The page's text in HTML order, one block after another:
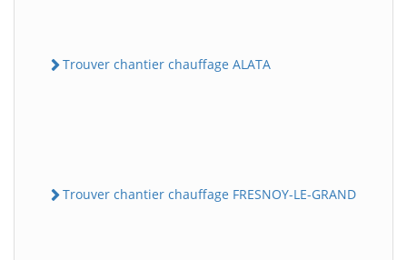
Trouver chantier chauffage ALATA
Trouver chantier chauffage FRESNOY-LE-GRAND